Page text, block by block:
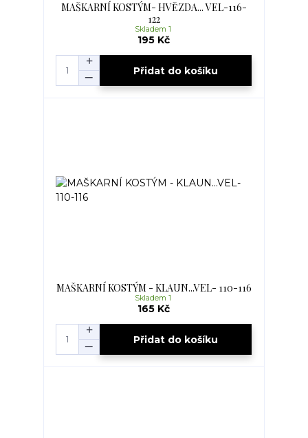
MAŠKARNÍ KOSTÝM- HVĚZDA... VEL-116-
122
195 Kč
Skladem 1
Přidat do košíku
MAŠKARNÍ KOSTÝM - KLAUN...VEL- 110-116
165 Kč
Skladem 1
Přidat do košíku